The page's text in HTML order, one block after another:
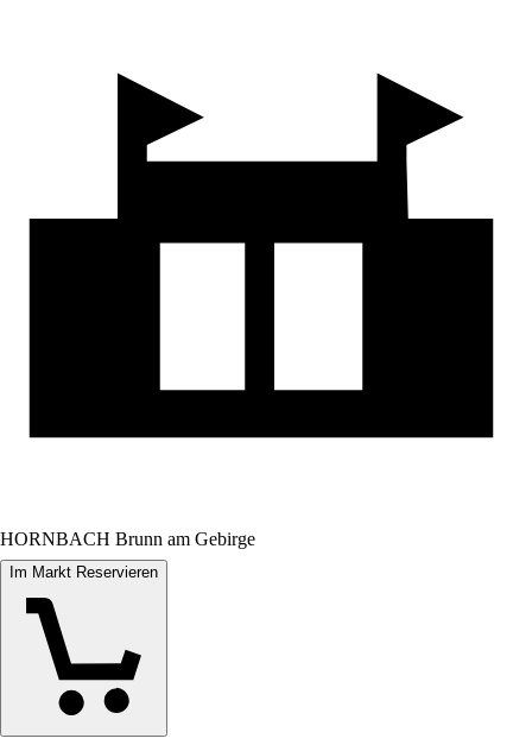
HORNBACH Brunn am Gebirge
Im Markt Reservieren